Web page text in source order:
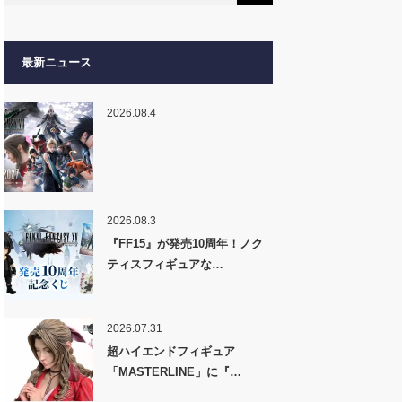
最新ニュース
2026.08.4
2026.08.3
『FF15』が発売10周年！ノク
ティスフィギュアな…
2026.07.31
超ハイエンドフィギュア
「MASTERLINE」に『…